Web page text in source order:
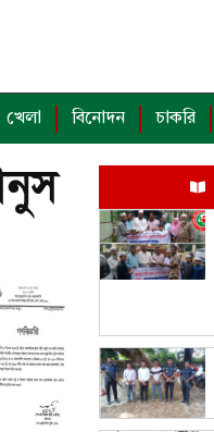
খেলা বিনোদন চাকরি